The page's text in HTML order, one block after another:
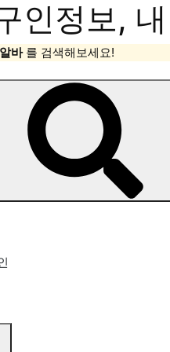
인정보,
바 를 검색해보세요!